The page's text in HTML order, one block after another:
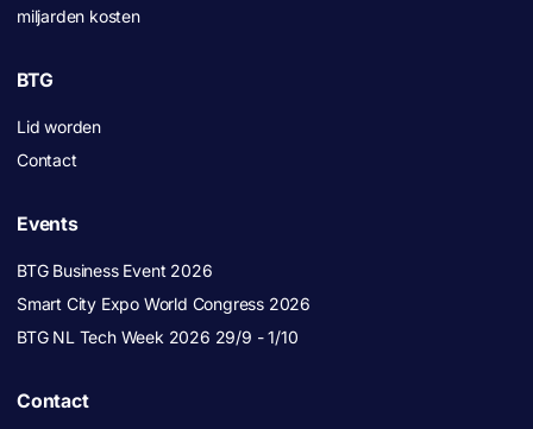
miljarden kosten
BTG
Lid worden
Contact
Events
BTG Business Event 2026
Smart City Expo World Congress 2026
BTG NL Tech Week 2026 29/9 - 1/10
Contact